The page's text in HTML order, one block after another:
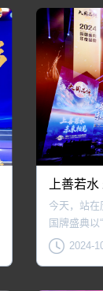
今天，站在
国牌盛典
2024-